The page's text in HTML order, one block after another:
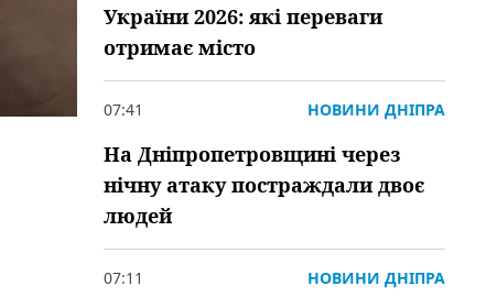
України 2026: які переваги
отримає місто
07:41 НОВИНИ ДНІПРА
На Дніпропетровщині через
нічну атаку постраждали двоє
людей
07:11 НОВИНИ ДНІПРА